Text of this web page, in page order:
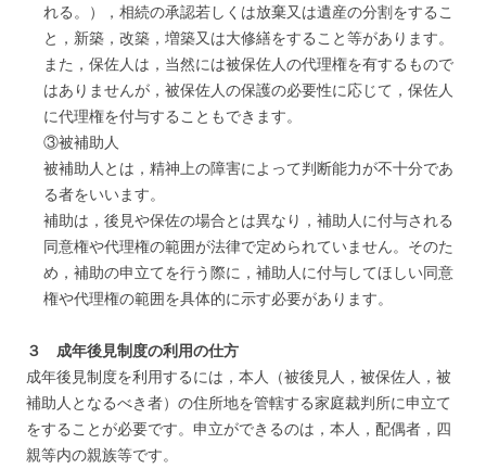
れる。），相続の承認若しくは放棄又は遺産の分割をするこ
と，新築，改築，増築又は大修繕をすること等があります。
また，保佐人は，当然には被保佐人の代理権を有するもので
はありませんが，被保佐人の保護の必要性に応じて，保佐人
に代理権を付与することもできます。
③被補助人
被補助人とは，精神上の障害によって判断能力が不十分であ
る者をいいます。
補助は，後見や保佐の場合とは異なり，補助人に付与される
同意権や代理権の範囲が法律で定められていません。そのた
め，補助の申立てを行う際に，補助人に付与してほしい同意
権や代理権の範囲を具体的に示す必要があります。
３ 成年後見制度の利用の仕方
成年後見制度を利用するには，本人（被後見人，被保佐人，被
補助人となるべき者）の住所地を管轄する家庭裁判所に申立て
をすることが必要です。申立ができるのは，本人，配偶者，四
親等内の親族等です。